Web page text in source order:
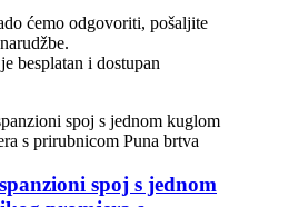
ćemo odgovoriti, pošaljite
besplatan i dostupan
spoj s jednom